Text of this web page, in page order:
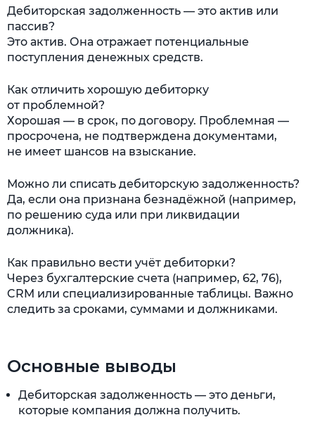
Дебиторская задолженность — это актив или
пассив?
Это актив. Она отражает потенциальные
поступления денежных средств.
Как отличить хорошую дебиторку
от проблемной?
Хорошая — в срок, по договору. Проблемная —
просрочена, не подтверждена документами,
не имеет шансов на взыскание.
Можно ли списать дебиторскую задолженность?
Да, если она признана безнадёжной (например,
по решению суда или при ликвидации
должника).
Как правильно вести учёт дебиторки?
Через бухгалтерские счета (например, 62, 76),
CRM или специализированные таблицы. Важно
следить за сроками, суммами и должниками.
Основные выводы
Дебиторская задолженность — это деньги,
которые компания должна получить.